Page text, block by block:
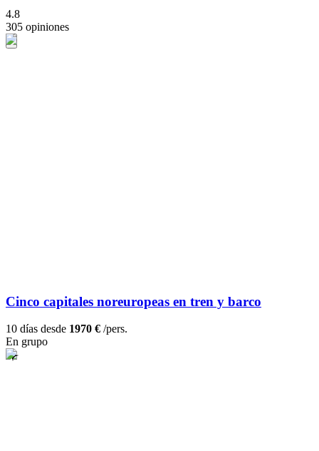
4.8
305 opiniones
Cinco capitales noreuropeas en tren y barco
10 días desde 1970 € /pers.
En grupo